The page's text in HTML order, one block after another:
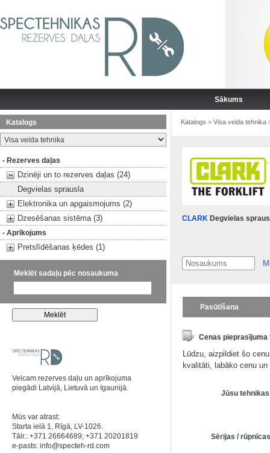
Sākums
Katalogs
- Rezerves daļas
Dzinēji un to rezerves daļas (24)
Degvielas sprausla
Elektronika un apgaismojums (2)
Dzesēšanas sistēma (3)
- Aprīkojums
Pretslīdēšanas ķēdes (1)
Meklēt sadaļu pēc nosaukuma
Veicam rezerves daļu un aprīkojuma
piegādi Latvijā, Lietuvā un Igaunijā.
Mūs var atrast:
Starta ielā 1, Rīgā, LV-1026.
Tālr.: +371 26664689; +371 20201819
e-pasts: info@specteh-rd.com
Katalogs > Visa veida tehnika
CLARK Degvielas
Pasūtīšana
Cenas pieprasījuma
Lūdzu, aizpildiet šo
kvalitāti, labāko cenu
Jūsu
Sērijas /